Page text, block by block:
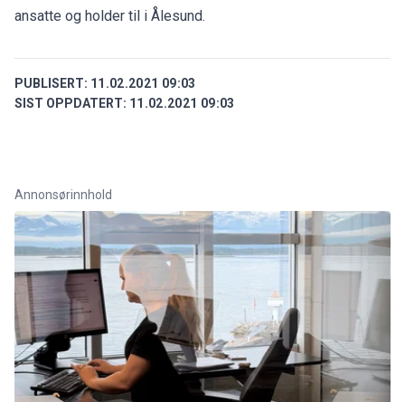
ansatte og holder til i Ålesund.
PUBLISERT: 11.02.2021 09:03
SIST OPPDATERT: 11.02.2021 09:03
Annonsørinnhold